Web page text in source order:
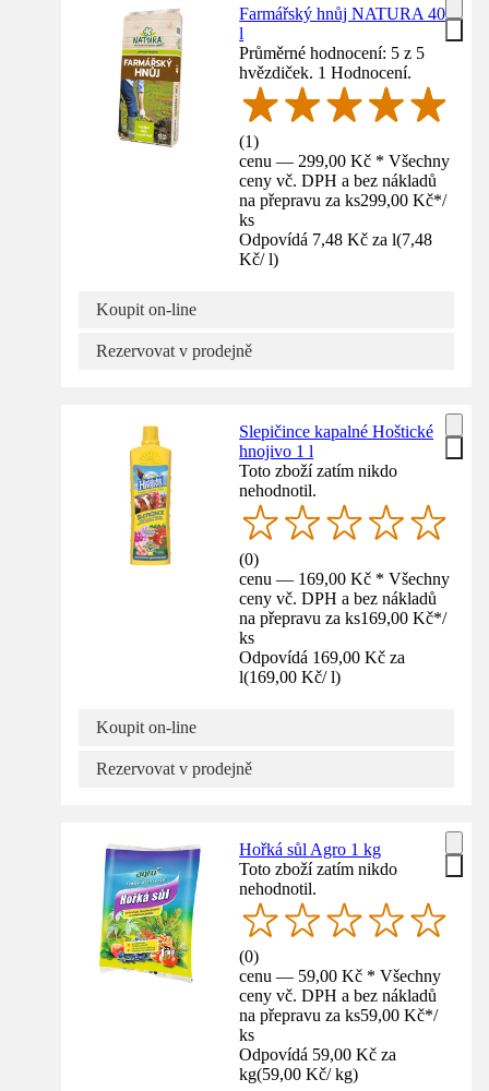
Farmářský hnůj NATURA 40
l
Průměrné hodnocení: 5 z 5
hvězdiček. 1 Hodnocení.
(1)
cenu — 299,00 Kč * Všechny
ceny vč. DPH a bez nákladů
na přepravu za ks299,00 Kč*/
ks
Odpovídá 7,48 Kč za l(7,48
Kč/ l)
Koupit on-line
Rezervovat v prodejně
Slepičince kapalné Hoštické
hnojivo 1 l
Toto zboží zatím nikdo
nehodnotil.
(0)
cenu — 169,00 Kč * Všechny
ceny vč. DPH a bez nákladů
na přepravu za ks169,00 Kč*/
ks
Odpovídá 169,00 Kč za
l(169,00 Kč/ l)
Koupit on-line
Rezervovat v prodejně
Hořká sůl Agro 1 kg
Toto zboží zatím nikdo
nehodnotil.
(0)
cenu — 59,00 Kč * Všechny
ceny vč. DPH a bez nákladů
na přepravu za ks59,00 Kč*/
ks
Odpovídá 59,00 Kč za
kg(59,00 Kč/ kg)